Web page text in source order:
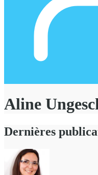
Aline
Dernières